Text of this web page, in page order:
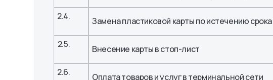
2.4. Замена пластиковой карты по истечению
2.5. Внесение карты в стоп-лист
2.6. Оплата товаров и услуг в терминальной сети